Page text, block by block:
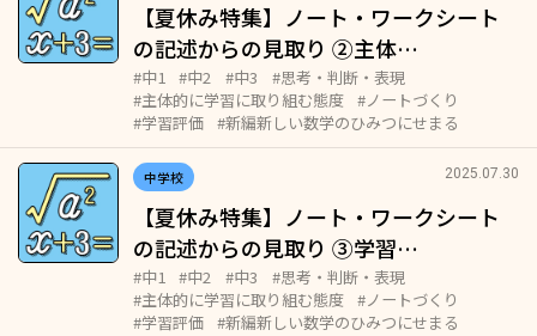
【夏休み特集】ノート・ワークシート
の記述からの見取り ②主体…
#中1 #中2 #中3
#思考・判断・表現
#主体的に学習に取り組む態度
#ノートづくり
#学習評価
#新編新しい数学のひみつにせまる
中学校 2025.07.30
【夏休み特集】ノート・ワークシート
の記述からの見取り ③学習…
#中1 #中2 #中3
#思考・判断・表現
#主体的に学習に取り組む態度
#ノートづくり
#学習評価
#新編新しい数学のひみつにせまる